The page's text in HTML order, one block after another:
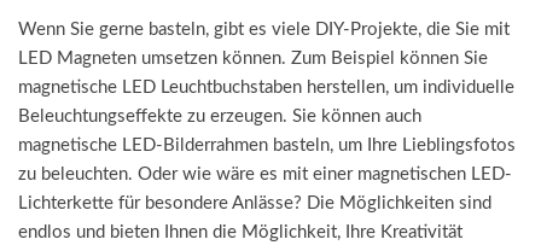
Wenn Sie gerne basteln, gibt es viele DIY-Projekte, die Sie mit
LED Magneten umsetzen können. Zum Beispiel können Sie
magnetische LED Leuchtbuchstaben herstellen, um individuelle
Beleuchtungseffekte zu erzeugen. Sie können auch
magnetische LED-Bilderrahmen basteln, um Ihre Lieblingsfotos
zu beleuchten. Oder wie wäre es mit einer magnetischen LED-
Lichterkette für besondere Anlässe? Die Möglichkeiten sind
endlos und bieten Ihnen die Möglichkeit, Ihre Kreativität